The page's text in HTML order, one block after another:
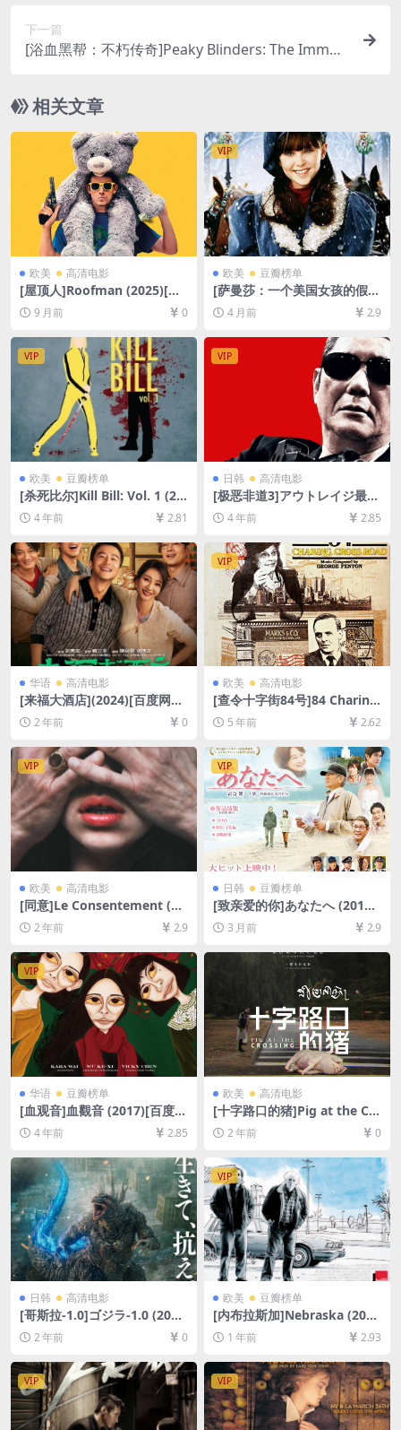
下一篇
[浴血黑帮：不朽传奇]Peaky Blinders: The Immor
资源][网盘在线播放/下载][MP4/15GB][中英字幕]
相关文章
欧美 高清电影
[屋顶人]Roofman (2025)[百
度网盘+夸克网盘1080P超清
未删减资源][网盘在线播放/下
载][MP4/8.6GB][中英字幕]
9 月前 0
VIP
欧美 豆瓣榜单
[萨曼莎：一个美国女孩的假
期]Samantha: An American
Girl Holiday (2004)[百度网盘
+夸克网盘1080P超清未删减
资源][网盘在线播放/下载][MP
4/5.8GB][中英字幕]
4 月前 2.9
VIP
欧美 豆瓣榜单
[杀死比尔]Kill Bill: Vol. 1 (20
03)[百度网盘+迅雷云盘资源1
080P超清未删减][MP4/7GB]
4 年前 2.81
VIP
日韩 高清电影
[极恶非道3]アウトレイジ最終
章 (2017)[百度网盘+迅雷云盘
资源1080P超清未删减][MP4/
4 年前 2.85
华语 高清电影
[来福大酒店](2024)[百度网盘
+夸克网盘1080P超清未删减
资源][网盘在线播放/下载][MP
4/7GB][中文字幕]
2 年前 0
VIP
欧美 高清电影
[查令十字街84号]84 Charing
Cross Road (1987)[百度网盘
+迅雷云盘资源1080P超清未
删减][MP4/5.8GB][中英字幕]
5 年前 2.62
VIP
欧美 高清电影
[同意]Le Consentement (20
23)[百度网盘+夸克网盘1080P
超清未删减资源][网盘在线播
放/下载][MP4/7.5GB][中文字
幕]
2 年前 2.9
VIP
日韩 豆瓣榜单
[致亲爱的你]あなたへ (2012)
[百度网盘+夸克网盘1080P超
清未删减资源][网盘在线播放/
下载][MP4/7.3GB][中文字幕]
3 月前 2.9
VIP
华语 豆瓣榜单
[血观音]血觀音 (2017)[百度网
盘+夸克网盘+迅雷云盘资源10
80P超清未删减][MP4/7GB]
4 年前 2.85
欧美 高清电影
[十字路口的猪]Pig at the Cr
ossing (2024)[百度网盘+夸克
网盘1080P超清未删减资源]
4GB][官方中字]
2 年前 0
日韩 高清电影
[哥斯拉-1.0]ゴジラ-1.0 (202
3)[百度网盘+夸克网盘1080P
超清未删减资源][网盘在线播
放/下载][MP4/7.9GB][中文字
幕]
2 年前 0
VIP
欧美 豆瓣榜单
[内布拉斯加]Nebraska (201
3)[百度网盘+夸克网盘1080P
超清未删减资源][网盘在线播
放/下载][MP4/7.5GB][中英字
幕]
1 年前 2.93
VIP VIP